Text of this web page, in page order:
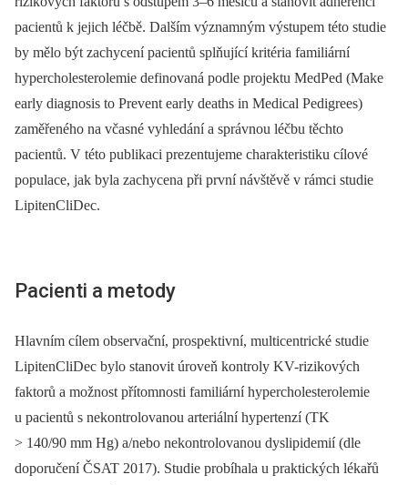
pacientů k jejich léčbě. Dalším významným výstupem této studie
by mělo být zachycení pacientů splňující kritéria familiární
hypercholesterolemie definovaná podle projektu MedPed (Make
early diagnosis to Prevent early deaths in Medical Pedigrees)
zaměřeného na včasné vyhledání a správnou léčbu těchto
pacientů. V této publikaci prezentujeme charakteristiku cílové
populace, jak byla zachycena při první návštěvě v rámci studie
LipitenCliDec.
Pacienti a metody
Hlavním cílem observační, prospektivní, multicentrické studie
LipitenCliDec bylo stanovit úroveň kontroly KV-rizikových
faktorů a možnost přítomnosti familiární hypercholesterolemie
u pacientů s nekontrolovanou arteriální hypertenzí (TK
> 140/90 mm Hg) a/nebo nekontrolovanou dyslipidemií (dle
doporučení ČSAT 2017). Studie probíhala u praktických lékařů